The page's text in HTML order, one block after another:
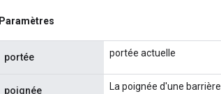
Paramètres
portée portée actuelle
poignée La poignée d'une barrière.